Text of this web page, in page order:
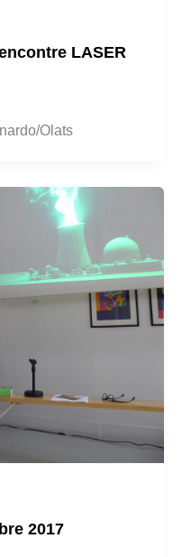
LASER
Olats
2017